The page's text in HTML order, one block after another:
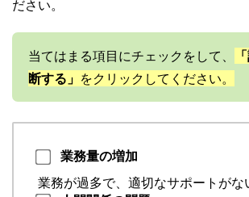
ださい。
当てはまる項目にチェックをして、
断する」 をクリックしてください。
業務量の増加
業務が過多で、適切なサポートがな